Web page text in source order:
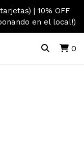
| 10% OFF
en el local!)
0